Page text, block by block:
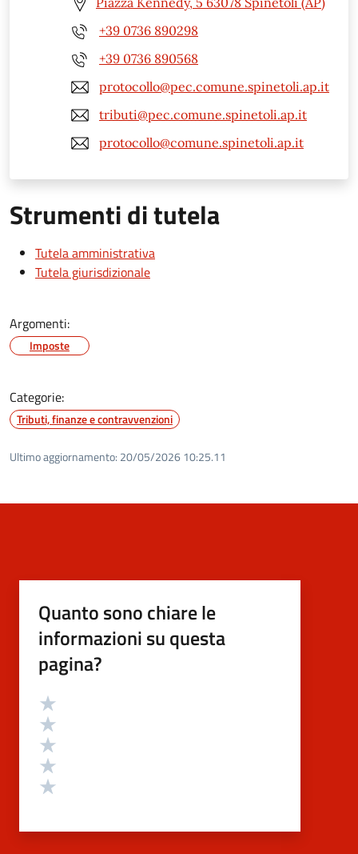
+39 0736 890298
+39 0736 890568
protocollo@pec.comune.spinetoli.ap.it
tributi@pec.comune.spinetoli.ap.it
protocollo@comune.spinetoli.ap.it
Strumenti di tutela
Tutela amministrativa
Tutela giurisdizionale
Argomenti:
Imposte
Categorie:
Tributi, finanze e contravvenzioni
Ultimo aggiornamento: 20/05/2026 10:25.11
Quanto sono chiare le
informazioni su questa
pagina?
Valutazione